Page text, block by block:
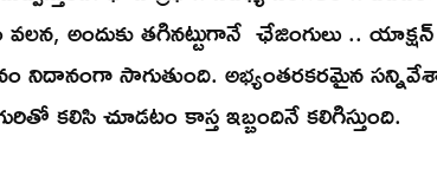
వలన, అందుకు తగినట్టుగానే ఛేజింగులు ..
నిదానంగా సాగుతుంది. అభ్యంతరకరమైన
కలిసి చూడటం కాస్త ఇబ్బందినే కలిగిస్తుంది.